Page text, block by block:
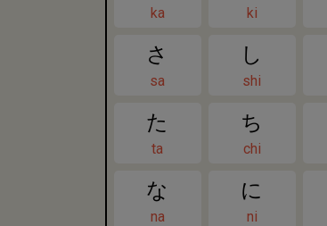
ka ki
さ
sa
し
shi
た
ta
ち
chi
な
na
に
ni